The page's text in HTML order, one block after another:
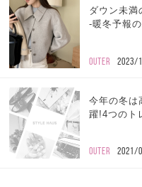
ダウン未満
-暖冬予報
OUTER 2023/
今年の冬は
躍!4つのト
OUTER 2021/